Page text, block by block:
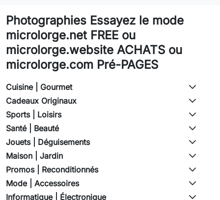
Photographies Essayez le mode
microlorge.net FREE ou
microlorge.website ACHATS ou
microlorge.com Pré-PAGES
Cuisine | Gourmet
Cadeaux Originaux
Sports | Loisirs
Santé | Beauté
Jouets | Déguisements
Maison | Jardin
Promos | Reconditionnés
Mode | Accessoires
Informatique | Électronique